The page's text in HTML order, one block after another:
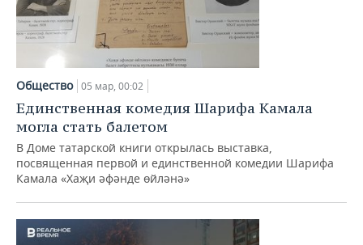
Общество 05 мар, 00:02
Единственная комедия Шарифа Камала
могла стать балетом
В Доме татарской книги открылась выставка,
посвященная первой и единственной комедии Шарифа
Камала «Хаҗи әфәнде өйләнә»